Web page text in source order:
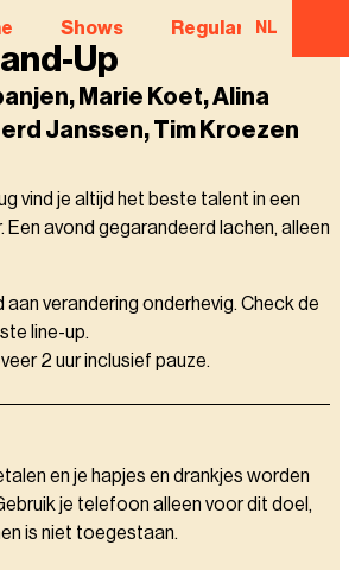
Shows Regular NL
Up
Marie Koet, Alina
Janssen, Tim Kroezen
vind je altijd het beste talent in een
avond gegarandeerd lachen, alleen
aan verandering onderhevig. Check de
line-up.
2 uur inclusief pauze.
en je hapjes en drankjes worden
je telefoon alleen voor dit doel,
is niet toegestaan.